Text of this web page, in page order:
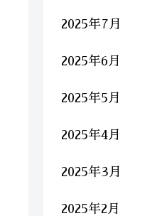
2025年7月
2025年6月
2025年5月
2025年4月
2025年3月
2025年2月